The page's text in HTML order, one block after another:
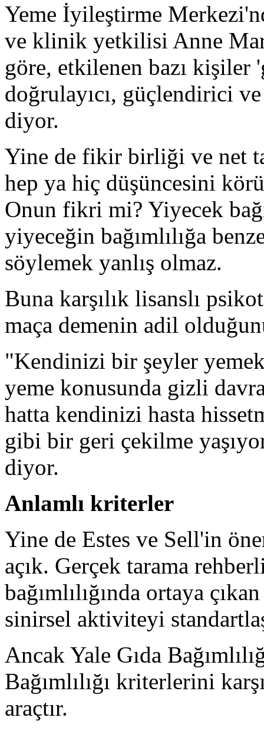
Yeme İyileştirme
ve klinik yetkilisi Anne
göre, etkilenen bazı kişiler
doğrulayıcı, güçlendirici
diyor.
Yine de fikir birliği ve net
hep ya hiç düşüncesini
Onun fikri mi? Yiyecek
yiyeceğin bağımlılığa
söylemek yanlış olmaz.
Buna karşılık lisanslı
maça demenin adil
"Kendinizi bir şeyler
yeme konusunda gizli
hatta kendinizi hasta
gibi bir geri çekilme
diyor.
Anlamlı kriterler
Yine de Estes ve Sell'in
açık. Gerçek tarama
bağımlılığında ortaya
sinirsel aktiviteyi
Ancak Yale Gıda
Bağımlılığı kriterlerini
araçtır.